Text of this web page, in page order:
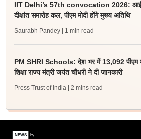
IIT Delhi’s 57th convocation 2026:
दीक्षांत समारोह कल, पीएम मोदी होंगे मुख्य अतिथि
Saurabh Pandey | 1 min read
PM SHRI Schools: देश भर में 13,092 पीएम
शिक्षा राज्य मंत्री जयंत चौधरी ने दी जानकारी
Press Trust of India | 2 mins read